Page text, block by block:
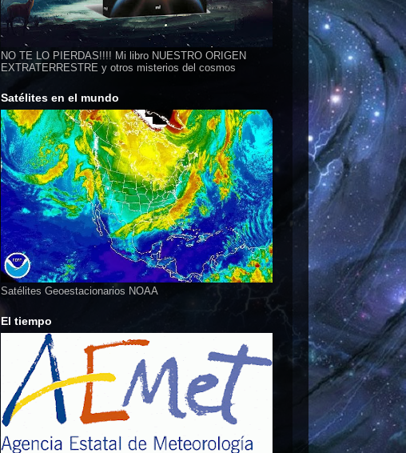
NO TE LO PIERDAS!!!! Mi libro NUESTRO ORIGEN
EXTRATERRESTRE y otros misterios del cosmos
Satélites en el mundo
Satélites Geoestacionarios NOAA
El tiempo